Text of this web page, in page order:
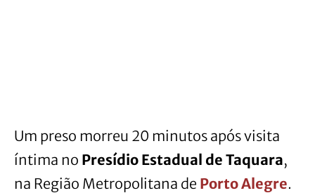
Um preso morreu 20 minutos após visita
íntima no Presídio Estadual de Taquara,
na Região Metropolitana de Porto Alegre.